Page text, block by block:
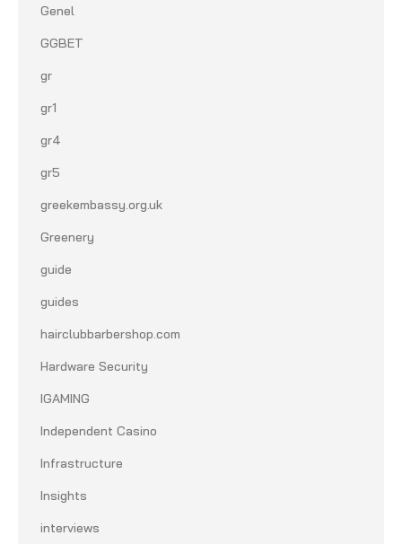
Genel
GGBET
gr
gr1
gr4
gr5
greekembassy.org.uk
Greenery
guide
guides
hairclubbarbershop.com
Hardware Security
IGAMING
Independent Casino
Infrastructure
Insights
interviews